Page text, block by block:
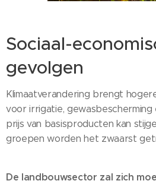
Sociaal-
gevolgen
Klimaatverandering brengt
voor irrigatie,
prijs van basisproducten kan
groepen worden het zwaarst
De landbouwsector zal zich